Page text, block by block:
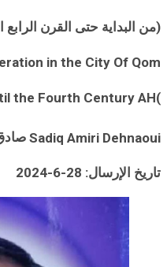
(من البداية حتی القرن
in the City Of Qom
)
the Fourth Century AH)
Sadiq Amiri Dehnaoui
تاريخ الإرسال: 28-6-2024 تاريخ القبول: